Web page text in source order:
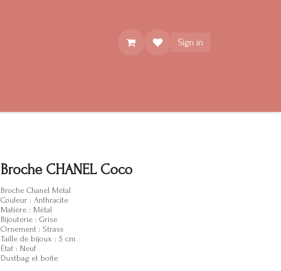
Sign in
Broche CHANEL Coco
Broche Chanel Métal
Couleur : Anthracite
Matière : Métal
Bijouterie : Grise
Ornement : Strass
Taille de bijoux : 5 cm
État : Neuf
Dustbag et boîte